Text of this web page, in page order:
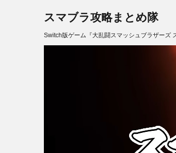
スマブラ攻略まとめ隊
Switch版ゲーム『大乱闘スマッシュブラザーズ